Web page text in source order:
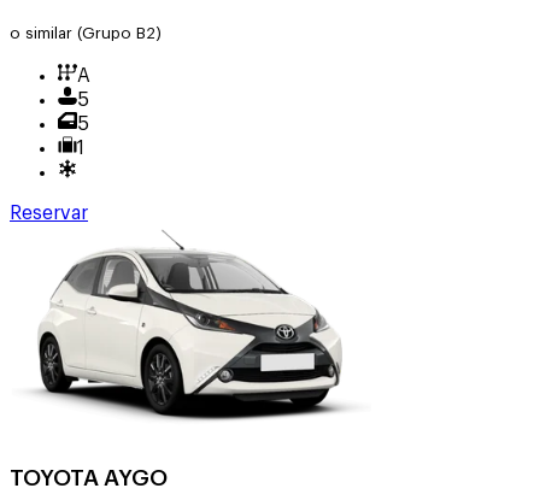
o similar (Grupo B2)
A
5
5
1
Reservar
TOYOTA AYGO